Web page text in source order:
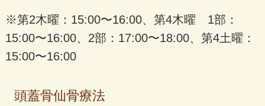
※第2木曜：15:00〜16:00、第4木曜 1部：
15:00〜16:00、2部：17:00〜18:00、第4土曜：
15:00〜16:00
頭蓋骨仙骨療法